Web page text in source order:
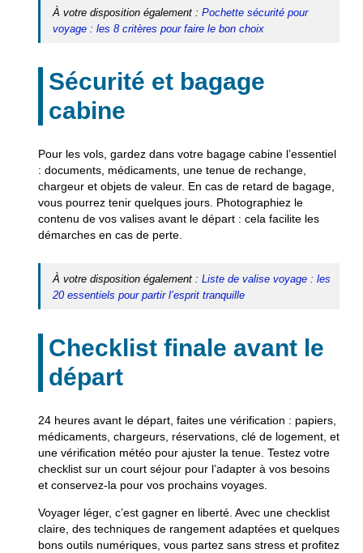
À votre disposition également : Pochette sécurité pour
voyage : les 8 critères pour faire le bon choix
Sécurité et bagage
cabine
Pour les vols, gardez dans votre bagage cabine l’essentiel
: documents, médicaments, une tenue de rechange,
chargeur et objets de valeur. En cas de retard de bagage,
vous pourrez tenir quelques jours. Photographiez le
contenu de vos valises avant le départ : cela facilite les
démarches en cas de perte.
À votre disposition également : Liste de valise voyage : les
20 essentiels pour partir l’esprit tranquille
Checklist finale avant le
départ
24 heures avant le départ, faites une vérification : papiers,
médicaments, chargeurs, réservations, clé de logement, et
une vérification météo pour ajuster la tenue. Testez votre
checklist sur un court séjour pour l’adapter à vos besoins
et conservez-la pour vos prochains voyages.
Voyager léger, c’est gagner en liberté. Avec une checklist
claire, des techniques de rangement adaptées et quelques
bons outils numériques, vous partez sans stress et profitez